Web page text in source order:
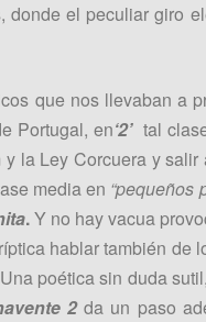
el peculiar giro
que nos llevaban a
Portugal, en‘2’ tal
la Ley Corcuera y
media en “pequeños
.Y no hay vacua
hablar también de
poética sin duda
2da un paso